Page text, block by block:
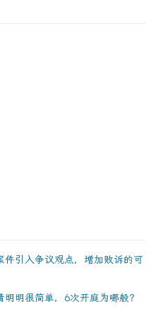
引入争议观点，增加败诉的可
明很简单，6次开庭为哪般？